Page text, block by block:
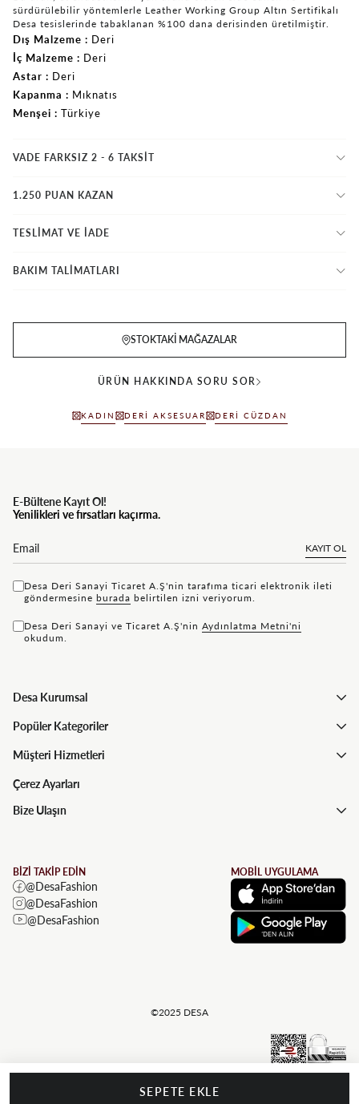
sürdürülebilir yöntemlerle Leather Working Group Altın Sertifikalı
Desa tesislerinde tabaklanan %100 dana derisinden üretilmiştir.
Dış Malzeme
Deri
İç Malzeme
Deri
Astar
Deri
Kapanma
Mıknatıs
Menşei
Türkiye
VADE FARKSIZ 2 - 6 TAKSIT
1.250 PUAN KAZAN
TESLİMAT VE İADE
BAKIM TALİMATLARI
STOKTAKI MAĞAZALAR
ÜRÜN HAKKINDA SORU SOR
KADIN DERI AKSESUAR DERI CÜZDAN
E-Bültene Kayıt Ol!
Yenilikleri ve fırsatları kaçırma.
KAYIT OL
Desa Deri Sanayi Ticaret A.Ş'nin tarafıma ticari elektronik ileti
göndermesine bu rada belirtilen izni veriyorum.
Desa Deri Sanayi ve Ticaret A.Ş'nin Aydınlatma Metni'ni
okudum.
Desa Kurumsal
Popüler Kategoriler
Müşteri Hizmetleri
Çerez Ayarları
Bize Ulaşın
BİZİ TAKİP EDİN
@DesaFashion
@DesaFashion
@DesaFashion
MOBİL UYGULAMA
©2025 DESA